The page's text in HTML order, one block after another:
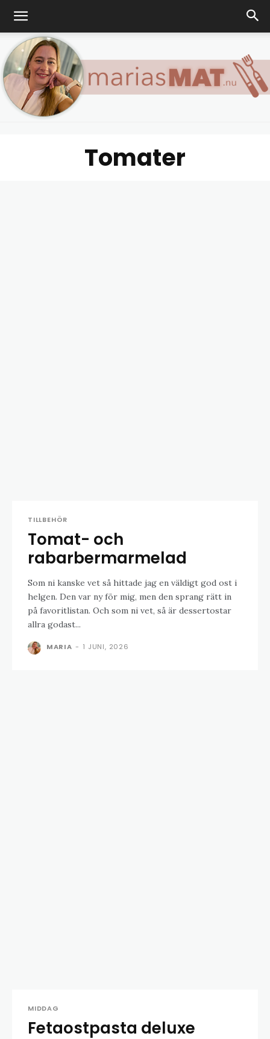
Marias
Tomater
TILLBEHÖR
Tomat- och
rabarbermarmelad
Som ni kanske vet så hittade jag en väldigt god ost i
helgen. Den var ny för mig, men den sprang rätt in
på favoritlistan. Och som ni vet, så är dessertostar
allra godast...
MARIA - 1 JUNI, 2026
MIDDAG
Fetaostpasta deluxe